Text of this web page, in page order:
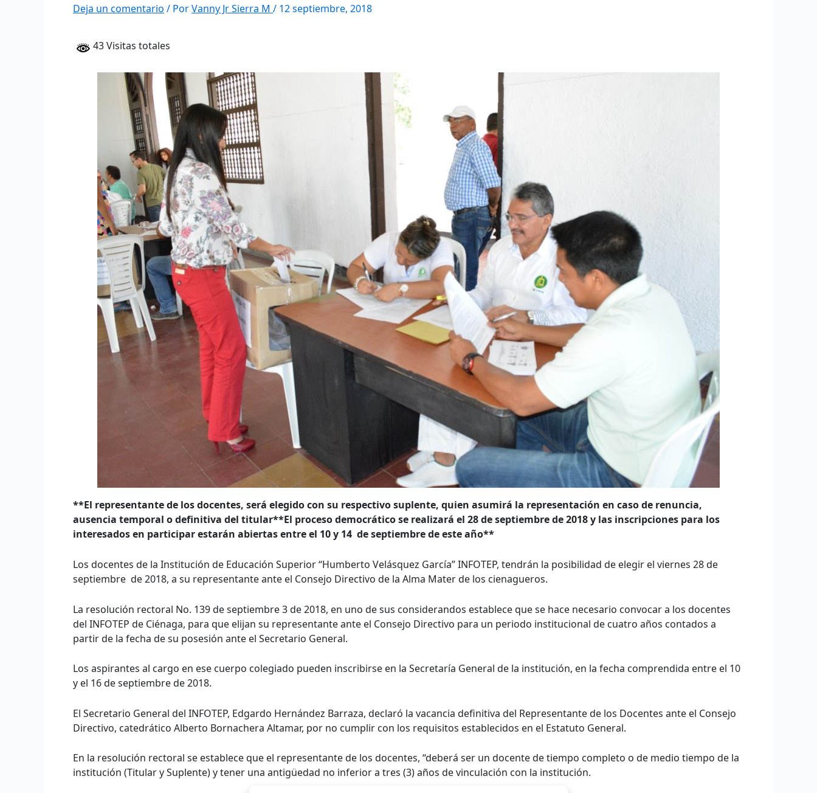
Deja un comentario / PorVanny Jr Sierra M / 12 septiembre, 2018
43 Visitas totales
**El representante de los docentes, será elegido con su respectivo suplente, quien asumirá la representación en caso de renuncia,
ausencia temporal o definitiva del titular**El proceso democrático se realizará el 28 de septiembre de 2018 y las inscripciones para los
interesados en participar estarán abiertas entre el 10 y 14 de septiembre de este año**
Los docentes de la Institución de Educación Superior “Humberto Velásquez García” INFOTEP, tendrán la posibilidad de elegir el viernes 28 de
septiembre de 2018, a su representante ante el Consejo Directivo de la Alma Mater de los cienagueros.
La resolución rectoral No. 139 de septiembre 3 de 2018, en uno de sus considerandos establece que se hace necesario convocar a los docentes
del INFOTEP de Ciénaga, para que elijan su representante ante el Consejo Directivo para un periodo institucional de cuatro años contados a
partir de la fecha de su posesión ante el Secretario General.
Los aspirantes al cargo en ese cuerpo colegiado pueden inscribirse en la Secretaría General de la institución, en la fecha comprendida entre el 10
y el 16 de septiembre de 2018.
El Secretario General del INFOTEP, Edgardo Hernández Barraza, declaró la vacancia definitiva del Representante de los Docentes ante el Consejo
Directivo, catedrático Alberto Bornachera Altamar, por no cumplir con los requisitos establecidos en el Estatuto General.
En la resolución rectoral se establece que el representante de los docentes, “deberá ser un docente de tiempo completo o de medio tiempo de la
institución (Titular y Suplente) y tener una antigüedad no inferior a tres (3) años de vinculación con la institución.